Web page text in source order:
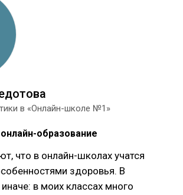
в «Онлайн-школе №1»
образование
что в онлайн-школах учатся
здоровья. В
в моих классах много